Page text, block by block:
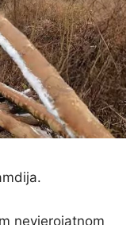
nevjerojatnom